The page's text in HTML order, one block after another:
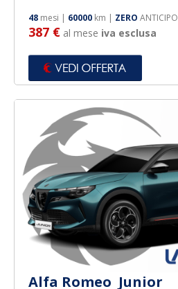
48 mesi | 60000 km | ZERO ANTICIPO
387 € al mese iva esclusa
Alfa Romeo Junior